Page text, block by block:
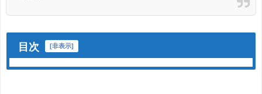
目次 [非表示]